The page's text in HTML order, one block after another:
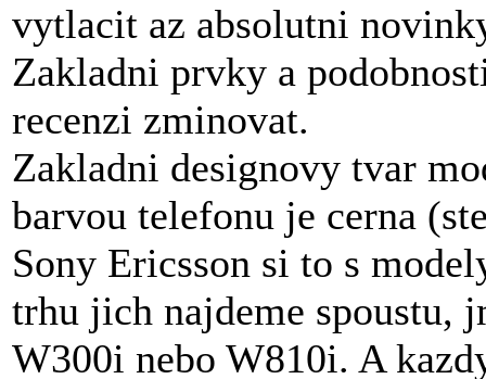
vytlacit az absolutni
Zakladni prvky a
recenzi zminovat.
Zakladni designovy tvar
barvou telefonu je cerna
Sony Ericsson si to s
trhu jich najdeme spoustu,
W300i nebo W810i. A